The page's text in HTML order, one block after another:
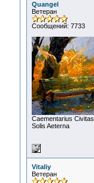
Quangel
Ветеран
Сообщений: 7733
Сaementarius Civitas
Solis Aeterna
Vitaliy
Ветеран